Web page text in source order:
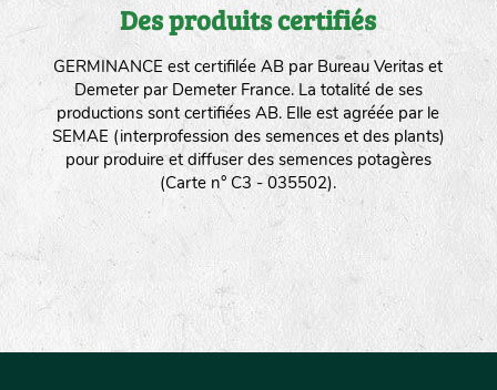
Des produits certifiés
GERMINANCE est certifilée AB par Bureau Veritas et
Demeter par Demeter France. La totalité de ses
productions sont certifiées AB. Elle est agréée par le
SEMAE (interprofession des semences et des plants)
pour produire et diffuser des semences potagères
(Carte n° C3 - 035502).